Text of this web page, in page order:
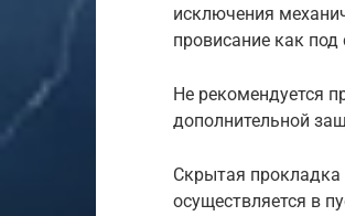
исключения
провисание как
Не рекомендуется
дополнительной
Скрытая
осуществляется в